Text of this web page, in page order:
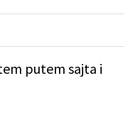
putem sajta i